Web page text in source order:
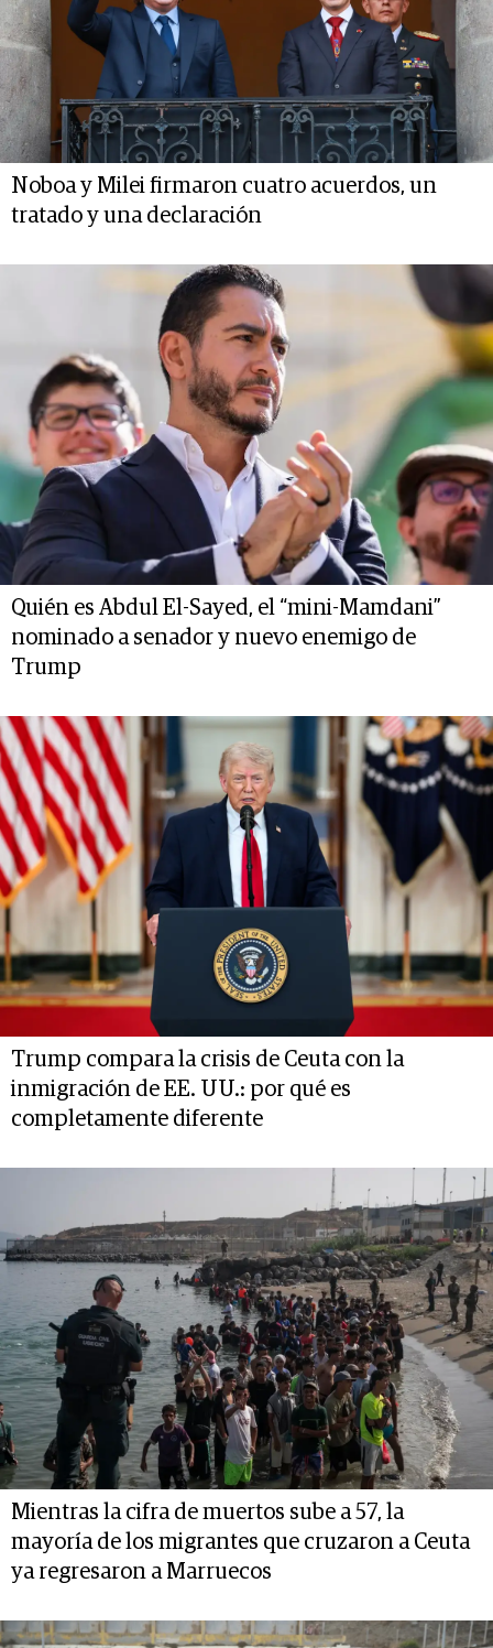
Noboa y Milei firmaron cuatro acuerdos, un
tratado y una declaración
Quién es Abdul El-Sayed, el “mini-Mamdani”
nominado a senador y nuevo enemigo de
Trump
Trump compara la crisis de Ceuta con la
inmigración de EE. UU.: por qué es
completamente diferente
Mientras la cifra de muertos sube a 57, la
mayoría de los migrantes que cruzaron a Ceuta
ya regresaron a Marruecos